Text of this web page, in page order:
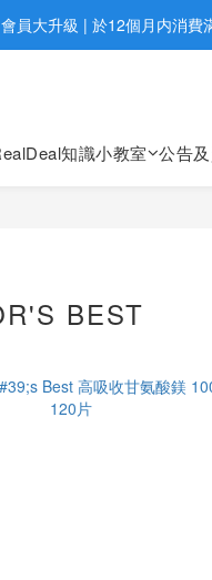
歡迎親臨旺角店購買：旺角弼
會員大升級 | 於12個月内消費
網站購買滿$500，免
歡迎親臨旺角店購買：旺角弼
知識小教室 公告
BEST